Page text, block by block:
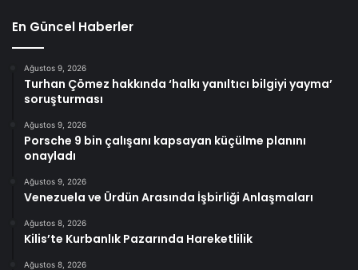
En Güncel Haberler
Ağustos 9, 2026
Turhan Çömez hakkında ‘halkı yanıltıcı bilgiyi yayma’
soruşturması
Ağustos 9, 2026
Porsche 9 bin çalışanı kapsayan küçülme planını
onayladı
Ağustos 9, 2026
Venezuela ve Ürdün Arasında İşbirliği Anlaşmaları
Ağustos 8, 2026
Kilis’te Kurbanlık Pazarında Hareketlilik
Ağustos 8, 2026